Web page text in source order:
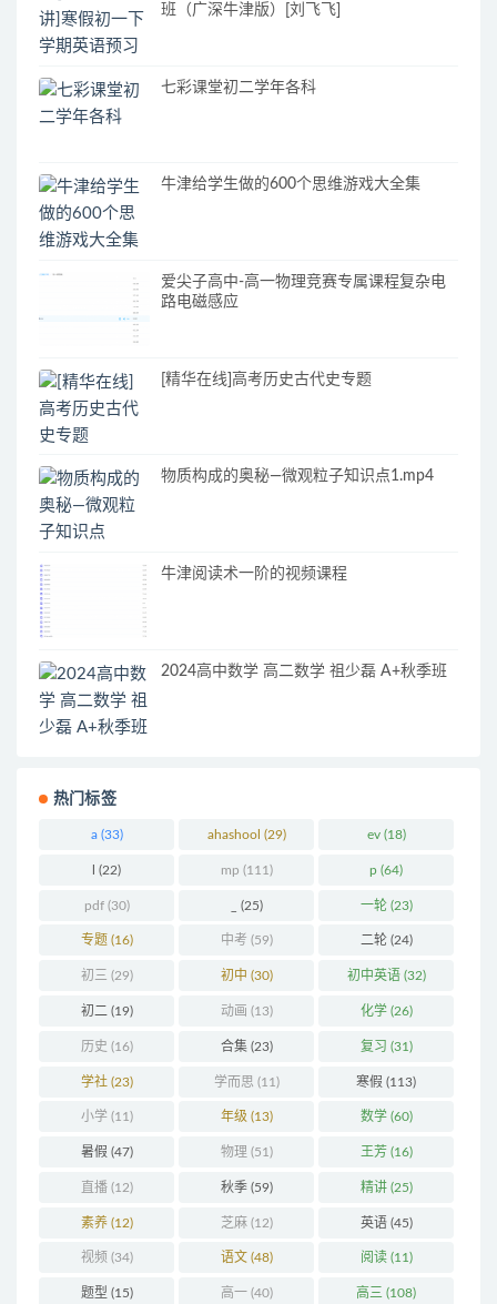
班（广深牛津版）[刘飞飞]
七彩课堂初二学年各科
牛津给学生做的600个思维游戏大全集
爱尖子高中-高一物理竞赛专属课程复杂电
路电磁感应
[精华在线]高考历史古代史专题
物质构成的奥秘—微观粒子知识点1.mp4
牛津阅读术一阶的视频课程
2024高中数学 高二数学 祖少磊 A+秋季班
热门标签
a(33) ahashool (29) ev(18)
(22) mp (111) p (64)
pdf(30) (25) 一轮(23)
专题(16) 中考 (59) 二轮(24)
初三 (29) 初中 (30) 初中英语(32)
初二 (19) 动画 (13) 化学(26)
历史 (16) 合集(23) 复习 (31)
学社(23) 学而思 (11) 寒假 (113)
小学(11) 年级 (13) 数学(60)
暑假 (47) 物理 (51) 王芳(16)
直播(12) 秋季(59) 精讲(25)
素养(12) 芝麻(12) 英语(45)
视频 (34) 语文 (48) 阅读(11)
题型 (15) 高一(40) 高三 (108)